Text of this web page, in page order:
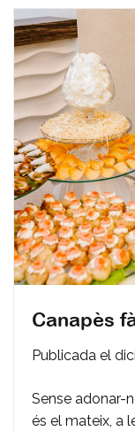
Canapès
Publicada el
Sense adonar-
és el mateix, a